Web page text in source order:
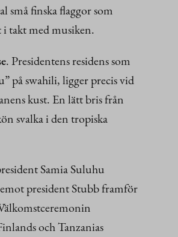
små finska flaggor som
takt med musiken.
. Presidentens residens som
på swahili, ligger precis vid
kust. En lätt bris från
svalka i den tropiska
Samia Suluhu
president Stubb framför
och Tanzanias